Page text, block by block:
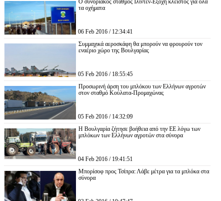
Ο συνοριακός σταθμός Ιλίντεν-Εξοχή κλειστός για όλα
τα οχήματα
06 Feb 2016 / 12:34:41
Συμμαχικά αεροσκάφη θα μπορούν να φρουρούν τον
εναέριο χώρο της Βουλγαρίας
05 Feb 2016 / 18:55:45
Προσωρινή άρση του μπλόκου των Ελλήνων αγροτών
στον σταθμό Κούλατα-Προμαχώνας
05 Feb 2016 / 14:32:09
Η Βουλγαρία ζήτησε βοήθεια από την ΕΕ λόγω των
μπλόκων των Ελλήνων αγροτών στα σύνορα
04 Feb 2016 / 19:41:51
Μπορίσοφ προς Τσίπρα: Λάβε μέτρα για τα μπλόκα στα
σύνορα